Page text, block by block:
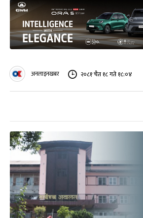
अनलाइनखबर २०८१ चैत १८ गते १८:०४